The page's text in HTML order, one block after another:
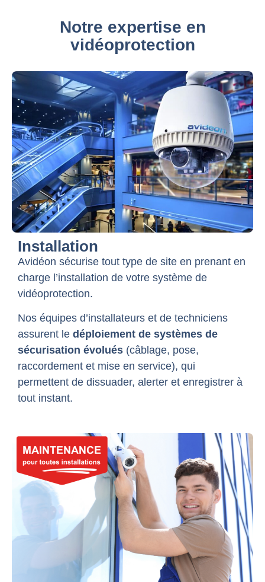
Notre expertise en
vidéoprotection
Installation
Avidéon sécurise tout type de site en prenant en
charge l’installation de votre système de
vidéoprotection.
Nos équipes d’installateurs et de techniciens
assurent le déploiement de systèmes de
sécurisation évolués (câblage, pose,
raccordement et mise en service), qui
permettent de dissuader, alerter et enregistrer à
tout instant.